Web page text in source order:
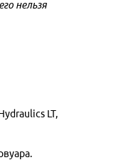
нельзя
LT,